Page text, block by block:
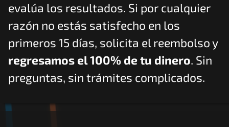
evalúa los resultados. Si por cualquier
razón no estás satisfecho en los
primeros 15 días, solicita el reembolso y
regresamos el 100% de tu dinero. Sin
preguntas, sin trámites complicados.